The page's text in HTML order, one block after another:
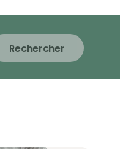
Rechercher